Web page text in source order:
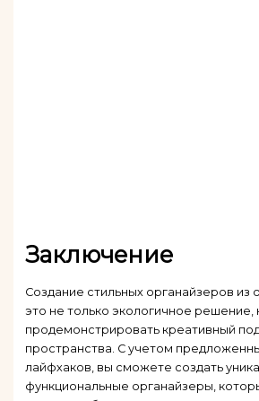
Заключение
Создание стильных органайзеров из
это не только экологичное решение,
продемонстрировать креативный
пространства. С учетом
лайфхаков, вы сможете создать
функциональные органайзеры,